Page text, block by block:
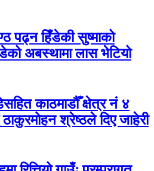
पढ्न हिँडेकी सुष्माको
अबस्थामा लास भेटियो
काठमाडौँ क्षेत्र नं ४
ठाकुरमोहन श्रेष्ठले दिए जाहेरी